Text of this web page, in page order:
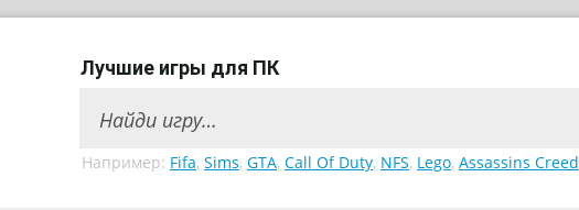
Лучшие игры для ПК
Например: Fifa, Sims, GTA, Call Of Duty, NFS, Lego, Assassins Creed